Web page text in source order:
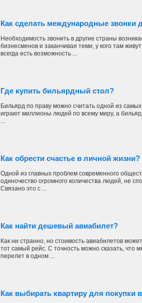
Как сделать международные звонки
Необходимость звонить в другие страны
бизнесменов и заканчивая теми, у кого там
всегда есть возможность ...
Где купить бильярдный стол?
Бильярд по праву можно считать одной из
играют миллионы людей по всему миру, а
...
Как обрести счастье в личной жизни?
Одной из главных проблем современного
одиночество огромного количества людей, не
Связано это с ...
Как найти дешевый авиабилет?
Как ни странно, но стоимость авиабилетов
тот самый рейс. С точность можно сказать,
перелет в одном ...
Как выбирать квартиру для покупки